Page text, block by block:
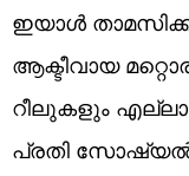
ഇയാൾ
ആക്ടീവായ
റീലുകളും
പ്രതി സോഷ്യൽ